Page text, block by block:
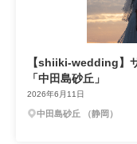
【shiiki-wedding】
「中田島砂丘」
2026年6月11日
中田島砂丘 （静岡）